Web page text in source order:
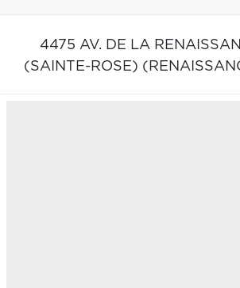
4475 AV. DE LA
(SAINTE-ROSE)